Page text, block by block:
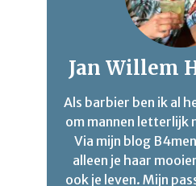
Jan Willem
Als barbier ben ik al
om mannen letterlijk
Via mijn blog
alleen je haar
ook je leven. Mijn